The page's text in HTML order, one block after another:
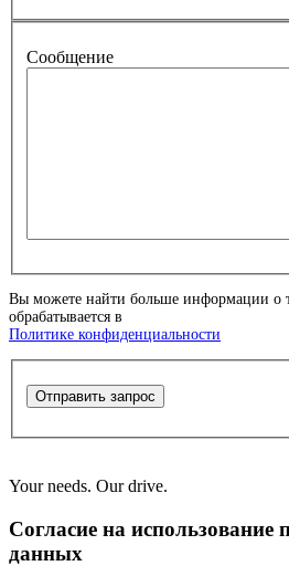
Сообщение
Вы можете найти больше информации о
обрабатывается в
Политике конфиденциальности
Отправить запрос
Your needs. Our drive.
Согласие на использование
данных